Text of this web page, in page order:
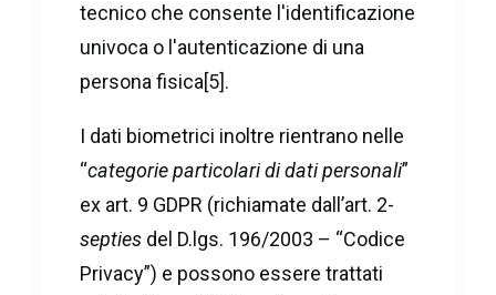
tecnico che consente l'identificazione
univoca o l'autenticazione di una
persona fisica[5].
I dati biometrici inoltre rientrano nelle
“categorie particolari di dati personali”
ex art. 9 GDPR (richiamate dall’art. 2-
septies del D.lgs. 196/2003 – “Codice
Privacy”) e possono essere trattati